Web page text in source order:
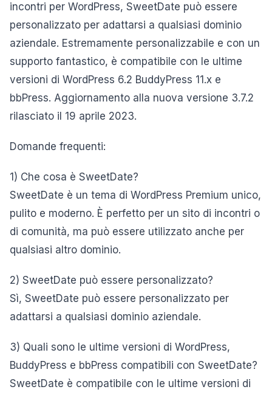
incontri per WordPress, SweetDate può essere
personalizzato per adattarsi a qualsiasi dominio
aziendale. Estremamente personalizzabile e con un
supporto fantastico, è compatibile con le ultime
versioni di WordPress 6.2 BuddyPress 11.x e
bbPress. Aggiornamento alla nuova versione 3.7.2
rilasciato il 19 aprile 2023.
Domande frequenti:
1) Che cosa è SweetDate?
SweetDate è un tema di WordPress Premium unico,
pulito e moderno. È perfetto per un sito di incontri o
di comunità, ma può essere utilizzato anche per
qualsiasi altro dominio.
2) SweetDate può essere personalizzato?
Sì, SweetDate può essere personalizzato per
adattarsi a qualsiasi dominio aziendale.
3) Quali sono le ultime versioni di WordPress,
BuddyPress e bbPress compatibili con SweetDate?
SweetDate è compatibile con le ultime versioni di